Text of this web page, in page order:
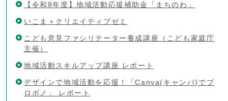
【令和8年度】地域活動応援補助金「まちのわ」
いこま＋クリエイティブゼミ
こども意見ファシリテーター養成講座（こども家庭庁
主催）
地域活動スキルアップ講座 レポート
デザインで地域活動を応援！「Canva(キャンバ)でプ
ロボノ」 レポート